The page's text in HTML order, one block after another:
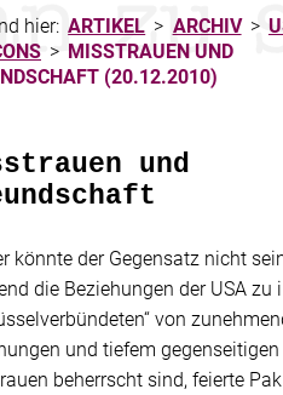
hier: ARTIKEL > ARCHIV >
> MISSTRAUEN UND
(20.12.2010)
und
könnte der Gegensatz nicht
die Beziehungen der USA zu
von
und tiefem gegenseitigen
beherrscht sind, feierte